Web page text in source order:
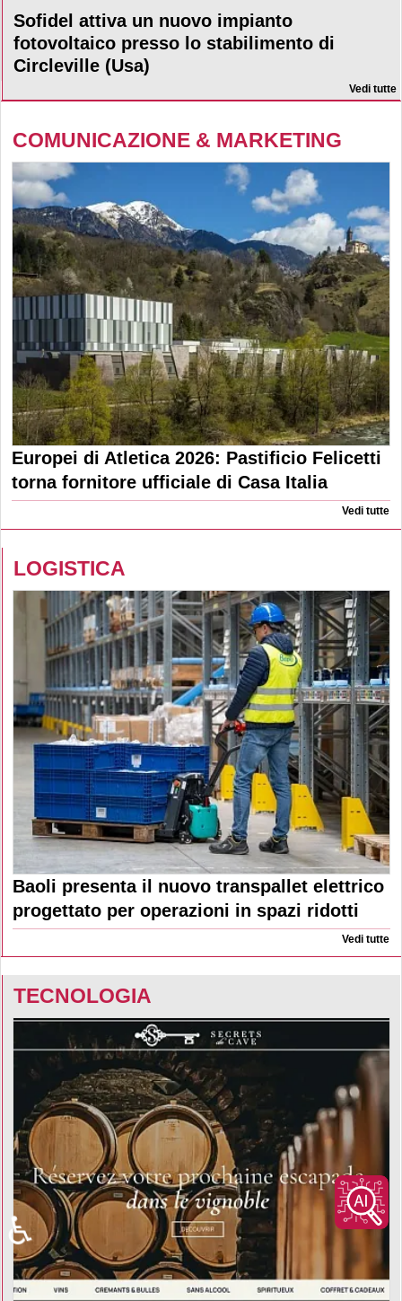
Sofidel attiva un nuovo impianto
fotovoltaico presso lo stabilimento di
Circleville (Usa)
Vedi tutte
COMUNICAZIONE & MARKETING
Europei di Atletica 2026: Pastificio Felicetti
torna fornitore ufficiale di Casa Italia
Vedi tutte
LOGISTICA
Baoli presenta il nuovo transpallet elettrico
progettato per operazioni in spazi ridotti
Vedi tutte
TECNOLOGIA